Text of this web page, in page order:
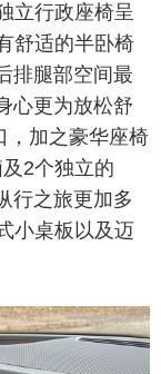
立行政座椅呈
舒适的半卧椅
排腿部空间最
心更为放松舒
，加之豪华座椅
2个独立的
行之旅更加多
小桌板以及迈